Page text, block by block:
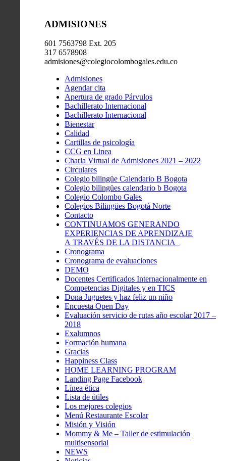
ADMISIONES
601 7563798 Ext. 205
317 6578908
admisiones@colegiocolombogales.edu.co
Admisiones
Agendar cita
Apertura de grado Párvulos
Bachillerato Internacional
Bachillerato Internacional
Bienestar
Calidad
Cartillas de psicología
CCG en Linea
Charla Virtual de Admisiones 2021 – 2022
Circulares
Colegio bilingüe Calendario B Bogota
Colegio bilingües calendario b Bogota
Colegio Colombo Gales
Colegios Bilingües Bogotá Norte
Contacto
CONTINUAMOS GENERANDO
EXPERIENCIAS DE APRENDIZAJE
A TRAVÉS DE LA DISTANCIA
Cronograma
Cronograma de evaluaciones
DEMO
Docentes Certificados Internacionalmente en
Competencias Digitales y en TICS
Dona Juguetes y haz feliz un niño
Encuesta Open Day
Evaluación servicio de rutas año escolar 2017 –
2018
Exalumnos
Formación humana
Gracias
Happiness Class
HOME LEARNING PROGRAM
Landing Page Facebook
Línea ética
Lista de útiles
Los mejores colegios
Menú Restaurante Escolar
Misión y Visión
Mommy & Me – Taller de estimulación
multisensorial
NEWS